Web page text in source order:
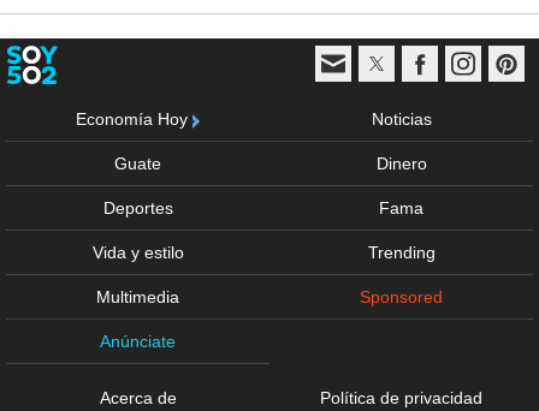
Economía Hoy Noticias
Guate Dinero
Deportes Fama
Vida y estilo Trending
Multimedia Sponsored
Anúnciate
Acerca de Política de privacidad